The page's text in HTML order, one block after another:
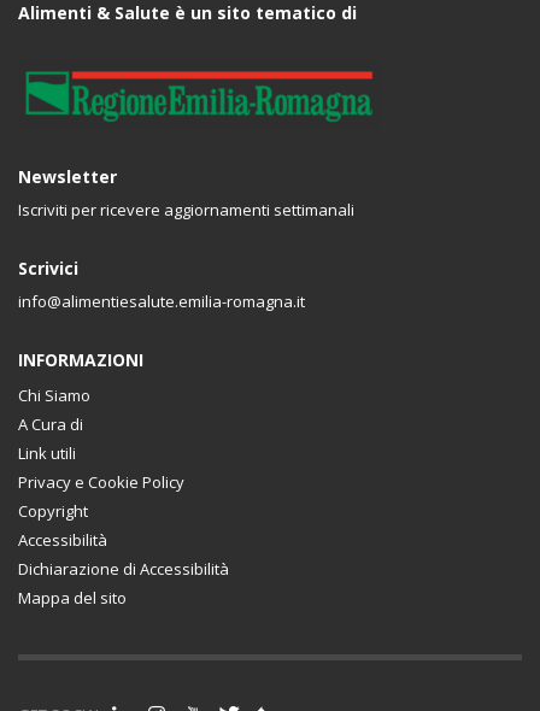
Alimenti & Salute è un sito tematico di
Newsletter
Iscriviti per ricevere aggiornamenti settimanali
Scrivici
info@alimentiesalute.emilia-romagna.it
INFORMAZIONI
Chi Siamo
A Cura di
Link utili
Privacy e Cookie Policy
Copyright
Accessibilità
Dichiarazione di Accessibilità
Mappa del sito